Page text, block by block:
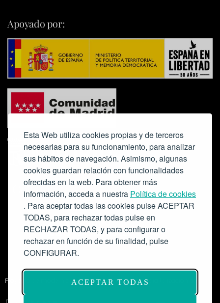
Esta Web utiliza cookies propias y de terceros
necesarias para su funcionamiento, para analizar
sus hábitos de navegación. Asimismo, algunas
cookies guardan relación con funcionalidades
ofrecidas en la web. Para obtener más
información, acceda a nuestra Política de cookies
. Para aceptar todas las cookies pulse ACEPTAR
TODAS, para rechazar todas pulse en
RECHAZAR TODAS, y para configurar o
rechazar en función de su finalidad, pulse
CONFIGURAR.
ACEPTAR TODAS
Apoyado por:
Colabora:
Proyecto de modernización de infraestructuras y digitalización del
Salón de Actos del Ateneo de Madrid como espacio escénico-musical.